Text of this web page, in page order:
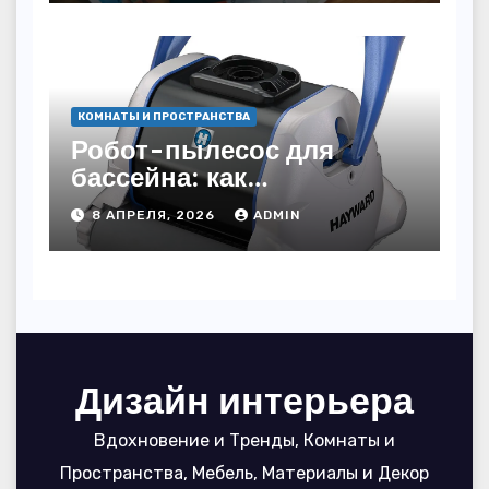
КОМНАТЫ И ПРОСТРАНСТВА
Робот-пылесос для
бассейна: как
пользоваться, чтобы
вода блестела, а
устройство служило 7
8 АПРЕЛЯ, 2026 ADMIN
Дизайн интерьера
Вдохновение и Тренды, Комнаты и
Пространства, Мебель, Материалы и Декор